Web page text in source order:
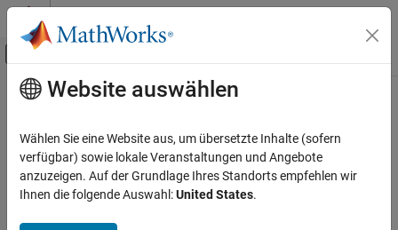
Weiter zum Inhalt
Umschaltung für Off-Canvas-
Startseite der Dokumentation
Fixed-Point Designer
Automated Data Type Conversion
Data Type Optimization in Simulink
Hauptinhalt
addTolerance
Class:fxpOptimizationOptions
Specify numeric tolerance for optimized system
Website auswählen
Wählen Sie eine Website aus, um übersetzte Inhalte (sofern
verfügbar) sowie lokale Veranstaltungen und Angebote
anzuzeigen. Auf der Grundlage Ihres Standorts empfehlen wir
Ihnen die folgende Auswahl:United States.